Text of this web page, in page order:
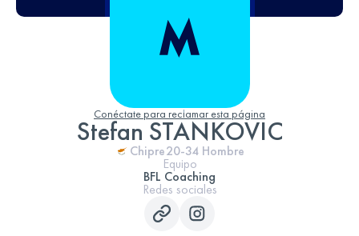
Conéctate para reclamar esta página
Stefan STANKOVIC
Chipre20-34 Hombre
Equipo
BFL Coaching
Redes sociales